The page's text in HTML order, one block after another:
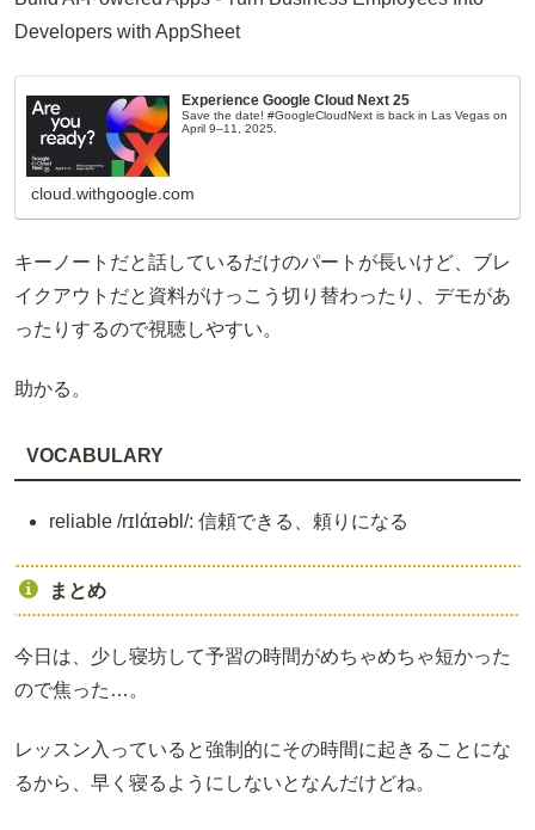
Developers with AppSheet
Experience Google Cloud Next 25
Save the date! #GoogleCloudNext is back in Las Vegas on
April 9–11, 2025.
cloud.withgoogle.com
キーノートだと話しているだけのパートが長いけど、ブレ
イクアウトだと資料がけっこう切り替わったり、デモがあ
ったりするので視聴しやすい。
助かる。
VOCABULARY
reliable /rɪlάɪəbl/: 信頼できる、頼りになる
まとめ
今日は、少し寝坊して予習の時間がめちゃめちゃ短かった
ので焦った…。
レッスン入っていると強制的にその時間に起きることにな
るから、早く寝るようにしないとなんだけどね。